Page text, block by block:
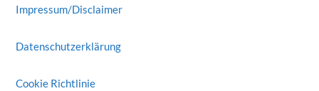
Impressum/Disclaimer
Datenschutzerklärung
Cookie Richtlinie